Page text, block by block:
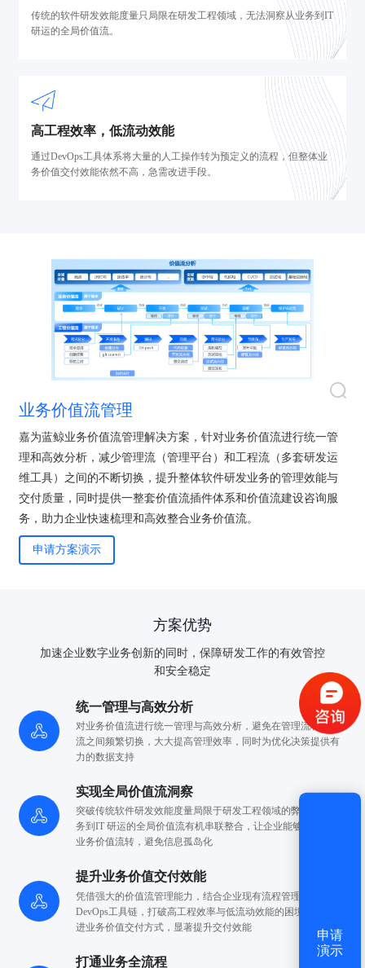
传统的软件研发效能度量只局限在研发工程领域，无法洞察从业务到IT
研运的全局价值流。
高工程效率，低流动效能
通过DevOps工具体系将大量的人工操作转为预定义的流程，但整体业
务价值交付效能依然不高，急需改进手段。
业务价值流管理
嘉为蓝鲸业务价值流管理解决方案，针对业务价值流进行统一管
理和高效分析，减少管理流（管理平台）和工程流（多套研发运
维工具）之间的不断切换，提升整体软件研发业务的管理效能与
交付质量，同时提供一整套价值流插件体系和价值流建设咨询服
务，助力企业快速梳理和高效整合业务价值流。
申请方案演示
方案优势
加速企业数字业务创新的同时，保障研发工作的有效管控
和安全稳定
统一管理与高效分析
对业务价值流进行统一管理与高效分析，避免在管理流和工程
流之间频繁切换，大大提高管理效率，同时为优化决策提供有
力的数据支持
实现全局价值流洞察
突破传统软件研发效能度量局限于研发工程领域的弊端，将业
务到IT 研运的全局价值流有机串联整合，让企业能够全面洞察
业务价值流转，避免信息孤岛化
提升业务价值交付效能
凭借强大的价值流管理能力，结合企业现有流程管理系统与
DevOps工具链，打破高工程效率与低流动效能的困境，有效改
进业务价值交付方式，显著提升交付效能
打通业务全流程
密码登录
获取验证码
还没有账号？立即注册
申请
演示